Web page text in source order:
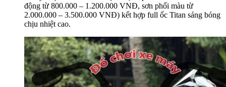
động từ 800.000 – 1.200.000 VNĐ, sơn phối màu từ
2.000.000 – 3.500.000 VNĐ) kết hợp full ốc Titan sáng bóng
chịu nhiệt cao.